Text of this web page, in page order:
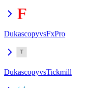
DukascopyvsFxPro
DukascopyvsTickmill